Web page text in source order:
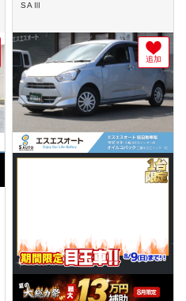
SAⅢ
追加